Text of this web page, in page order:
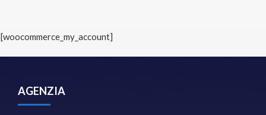
[woocommerce_my_account]
AGENZIA